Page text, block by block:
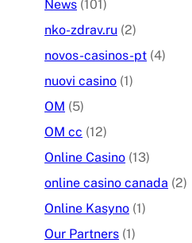
News (101)
nko-zdrav.ru (2)
novos-casinos-pt (4)
nuovi casino (1)
OM (5)
OM cc (12)
Online Casino (13)
online casino canada (2)
Online Kasyno (1)
Our Partners (1)